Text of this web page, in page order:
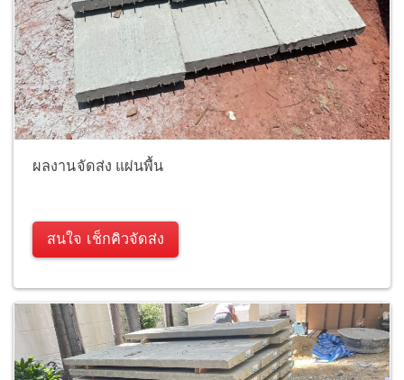
ผลงานจัดส่ง แผ่นพื้น
สนใจ เช็กคิวจัดส่ง